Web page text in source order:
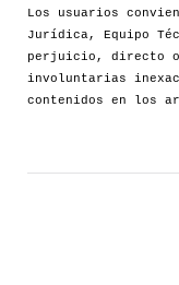
Los usuarios
Jurídica, Equipo
perjuicio, directo o
involuntarias
contenidos en los